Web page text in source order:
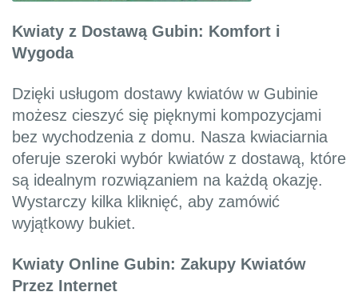
Kwiaty z Dostawą Gubin: Komfort i
Wygoda
Dzięki usługom dostawy kwiatów w Gubinie
możesz cieszyć się pięknymi kompozycjami
bez wychodzenia z domu. Nasza kwiaciarnia
oferuje szeroki wybór kwiatów z dostawą, które
są idealnym rozwiązaniem na każdą okazję.
Wystarczy kilka kliknięć, aby zamówić
wyjątkowy bukiet.
Kwiaty Online Gubin: Zakupy Kwiatów
Przez Internet